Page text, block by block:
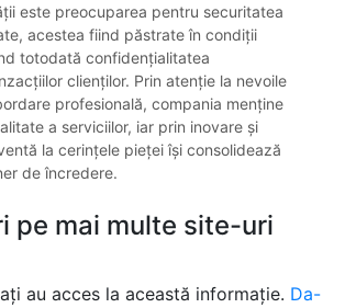
este preocuparea pentru securitatea
acestea fiind păstrate în condiții
totodată confidențialitatea
clienților. Prin atenție la nevoile
profesională, compania menține
a serviciilor, iar prin inovare și
la cerințele pieței își consolidează
de încredere.
pe mai multe site-uri
au acces la această informație. Da-